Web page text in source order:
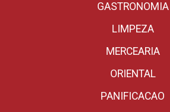
GASTRONOMIA
LIMPEZA
MERCEARIA
ORIENTAL
PANIFICACAO